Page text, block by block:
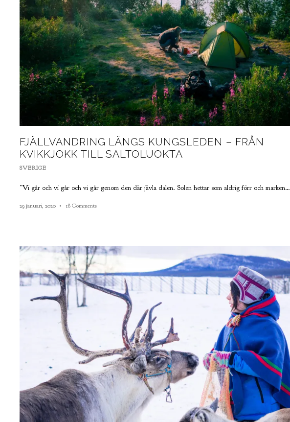
FJÄLLVANDRING LÄNGS KUNGSLEDEN – FRÅN
KVIKKJOKK TILL SALTOLUOKTA
SVERIGE
”Vi går och vi går och vi går genom den där jävla dalen. Solen hettar som aldrig förr och marken…
29 januari, 2020 18 Comments